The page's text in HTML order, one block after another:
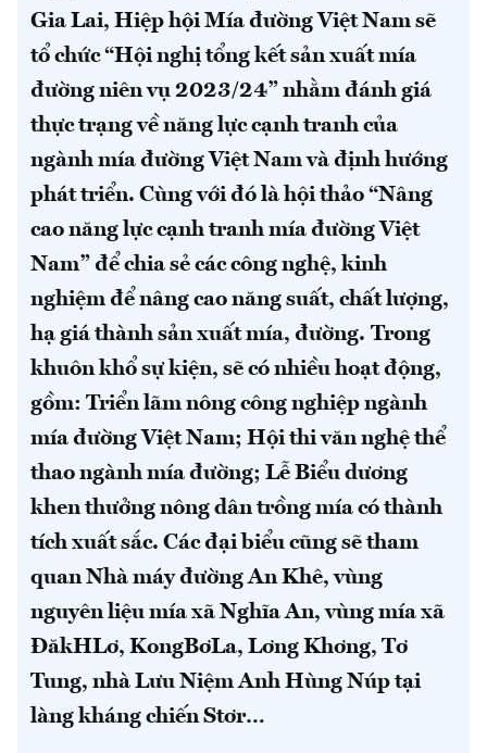
Gia Lai, Hiệp hội Mía đường Việt Nam sẽ
tổ chức “Hội nghị tổng kết sản xuất mía
đường niên vụ 2023/24” nhằm đánh giá
thực trạng về năng lực cạnh tranh của
ngành mía đường Việt Nam và định hướng
phát triển. Cùng với đó là hội thảo “Nâng
cao năng lực cạnh tranh mía đường Việt
Nam” để chia sẻ các công nghệ, kinh
nghiệm để nâng cao năng suất, chất lượng,
hạ giá thành sản xuất mía, đường. Trong
khuôn khổ sự kiện, sẽ có nhiều hoạt động,
gồm: Triển lãm nông công nghiệp ngành
mía đường Việt Nam; Hội thi văn nghệ thể
thao ngành mía đường; Lễ Biểu dương
khen thưởng nông dân trồng mía có thành
tích xuất sắc. Các đại biểu cũng sẽ tham
quan Nhà máy đường An Khê, vùng
nguyên liệu mía xã Nghĩa An, vùng mía xã
ĐăkHLơ, KongBơLa, Lơng Khơng, Tơ
Tung, nhà Lưu Niệm Anh Hùng Núp tại
làng kháng chiến Stơr…